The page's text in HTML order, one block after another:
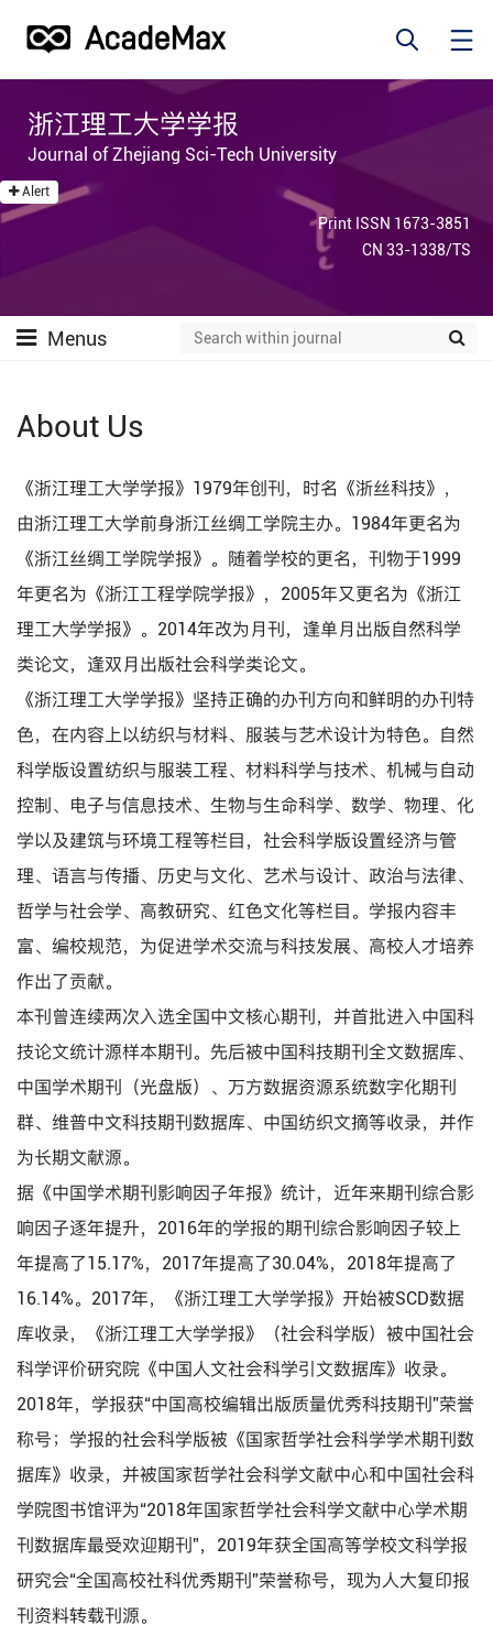
浙江理工大学学报
Journal of Zhejiang Sci-Tech University
Alert
Print ISSN 1673-3851
CN 33-1338/TS
Menus
About Us
《浙江理工大学学报》1979年创刊，时名《浙丝科技》，
由浙江理工大学前身浙江丝绸工学院主办。1984年更名为
《浙江丝绸工学院学报》。随着学校的更名，刊物于1999
年更名为《浙江工程学院学报》，2005年又更名为《浙江
理工大学学报》。2014年改为月刊，逢单月出版自然科学
类论文，逢双月出版社会科学类论文。
《浙江理工大学学报》坚持正确的办刊方向和鲜明的办刊特
色，在内容上以纺织与材料、服装与艺术设计为特色。自然
科学版设置纺织与服装工程、材料科学与技术、机械与自动
控制、电子与信息技术、生物与生命科学、数学、物理、化
学以及建筑与环境工程等栏目，社会科学版设置经济与管
理、语言与传播、历史与文化、艺术与设计、政治与法律、
哲学与社会学、高教研究、红色文化等栏目。学报内容丰
富、编校规范，为促进学术交流与科技发展、高校人才培养
作出了贡献。
本刊曾连续两次入选全国中文核心期刊，并首批进入中国科
技论文统计源样本期刊。先后被中国科技期刊全文数据库、
中国学术期刊（光盘版）、万方数据资源系统数字化期刊
群、维普中文科技期刊数据库、中国纺织文摘等收录，并作
为长期文献源。
据《中国学术期刊影响因子年报》统计，近年来期刊综合影
响因子逐年提升，2016年的学报的期刊综合影响因子较上
年提高了15.17%，2017年提高了30.04%，2018年提高了
16.14%。2017年，《浙江理工大学学报》开始被SCD数据
库收录，《浙江理工大学学报》（社会科学版）被中国社会
科学评价研究院《中国人文社会科学引文数据库》收录。
2018年，学报获“中国高校编辑出版质量优秀科技期刊”荣誉
称号；学报的社会科学版被《国家哲学社会科学学术期刊数
据库》收录，并被国家哲学社会科学文献中心和中国社会科
学院图书馆评为“2018年国家哲学社会科学文献中心学术期
刊数据库最受欢迎期刊”，2019年获全国高等学校文科学报
研究会“全国高校社科优秀期刊”荣誉称号，现为人大复印报
刊资料转载刊源。